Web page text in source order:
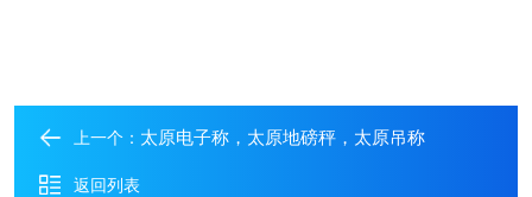
上一个： 太原电子称，太原地磅秤，太原吊称
返回列表